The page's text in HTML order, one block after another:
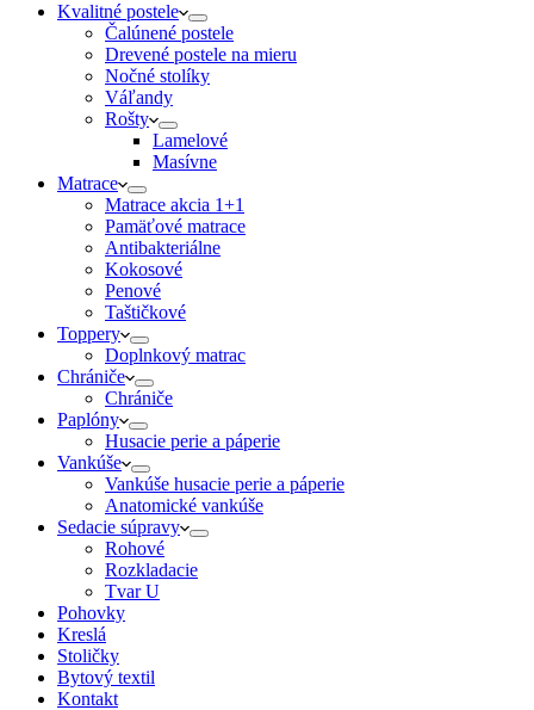
Kvalitné postele
Čalúnené postele
Drevené postele na mieru
Nočné stolíky
Váľandy
Rošty
Lamelové
Masívne
Matrace
Matrace akcia 1+1
Pamäťové matrace
Antibakteriálne
Kokosové
Penové
Taštičkové
Toppery
Doplnkový matrac
Chrániče
Chrániče
Paplóny
Husacie perie a páperie
Vankúše
Vankúše husacie perie a páperie
Anatomické vankúše
Sedacie súpravy
Rohové
Rozkladacie
Tvar U
Pohovky
Kreslá
Stoličky
Bytový textil
Kontakt